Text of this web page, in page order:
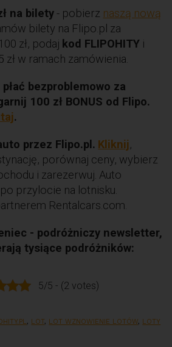
na bilety - pobierz naszą nową
bilety na Flipo.pl za
zł, podaj kod FLIPOHITY i
zł w ramach zamówienia.
płać bezproblemowo za
100 zł BONUS od Flipo.
.
przez Flipo.pl. Kliknij,
porównaj ceny, wybierz
i zarezerwuj. Auto
przylocie na lotnisku.
Rentalcars.com.
- podróżniczy newsletter,
tysiące podróżników:
5/5 - (2 votes)
, LOT, LOT WZNOWIENIE LOTÓW, LOTY